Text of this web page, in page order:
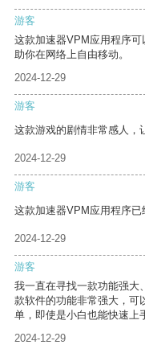
游客
这款加速器VPM应用程序
助你在网络上自由移动。
2024-12-29
游客
这款游戏的剧情非常感人，
2024-12-29
游客
这款加速器VPM应用程序已
2024-12-29
游客
我一直在寻找一款功能强大
款软件的功能非常强大，可
单，即使是小白也能快速上
2024-12-29